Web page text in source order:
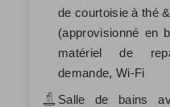
de courtoisie à thé
(approvisionné en
matériel de
demande, Wi-Fi
Salle de bains